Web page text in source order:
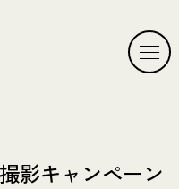
影キャンペーン